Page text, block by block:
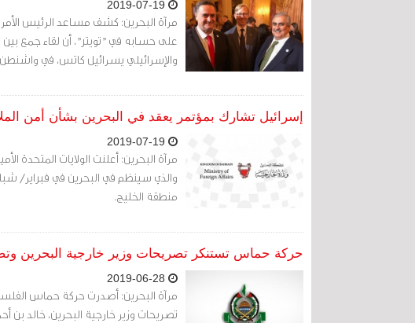
مرآة البحرين: كشف مساعد الرئيس
على حسابه في "تويتر"، أن لقاء جمع بين
والإسرائيلي يسرائيل كاتس، في
إسرائيل تشارك بمؤتمر يعقد في البحرين بشأن أمن
مرآة البحرين: أعلنت الولايات المتحدة
والذي سينظم في البحرين في فبراير/
منطقة الخليج.
حركة حماس تستنكر تصريحات وزير خارجية البحرين
تصريحات وزير خارجية البحرين، خالد بن